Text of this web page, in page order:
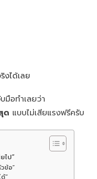
งได้เลย
มือทำเลยว่า
ด แบบไม่เสียแรงฟรีครับ
ไป”
วข้อ”
”